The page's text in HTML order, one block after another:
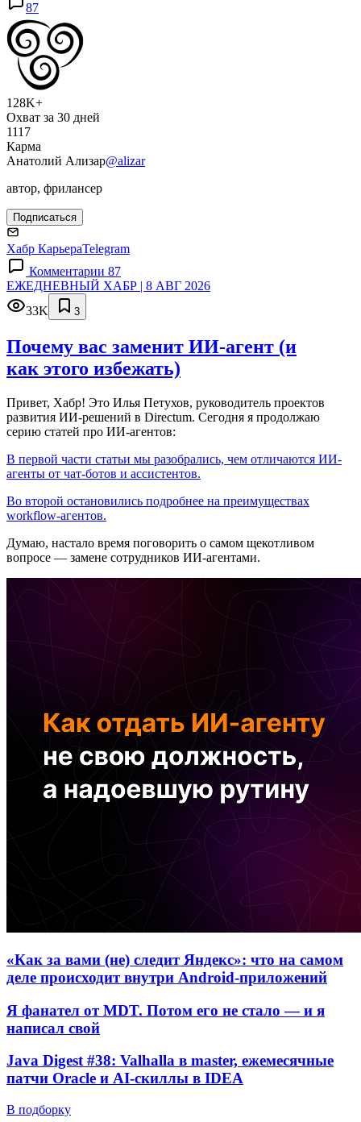
87
128K+
Охват за 30 дней
1117
Карма
Анатолий Ализар@alizar
автор, фрилансер
Подписаться
Хабр КарьераTelegram
Комментарии 87
ЕЖЕДНЕВНЫЙ ХАБР | 8 АВГ 2026
33K
3
Почему вас заменит ИИ‑агент (и
как этого избежать)
Привет, Хабр! Это Илья Петухов, руководитель проектов
развития ИИ-решений в Directum. Сегодня я продолжаю
серию статей про ИИ-агентов:
В первой части статьи мы разобрались, чем отличаются ИИ-
агенты от чат-ботов и ассистентов.
Во второй остановились подробнее на преимуществах
workflow-агентов.
Думаю, настало время поговорить о самом щекотливом
вопросе — замене сотрудников ИИ-агентами.
«Как за вами (не) следит Яндекс»: что на самом
деле происходит внутри Android-приложений
Я фанател от MDT. Потом его не стало — и я
написал свой
Java Digest #38: Valhalla в master, ежемесячные
патчи Oracle и AI-скиллы в IDEA
В подборку